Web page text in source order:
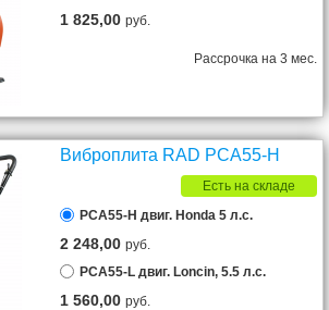
1 825,00руб.
Рассрочка на 3 мес.
Виброплита RAD PCA55-H
Есть на складе
PCA55-H двиг. Honda 5 л.с.
2 248,00руб.
PCA55-L двиг. Loncin, 5.5 л.с.
1 560,00руб.